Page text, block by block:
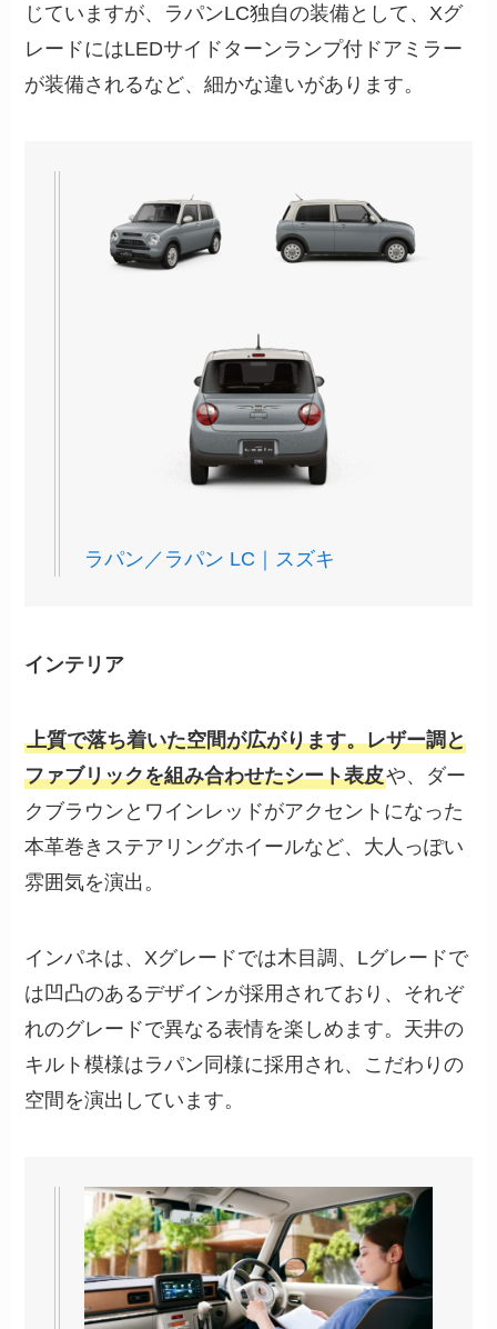
じていますが、ラパンLC独自の装備として、Xグ
レードにはLEDサイドターンランプ付ドアミラー
が装備されるなど、細かな違いがあります。
ラパン／ラパン LC｜スズキ
インテリア
上質で落ち着いた空間が広がります。レザー調と
ファブリックを組み合わせたシート表皮や、ダー
クブラウンとワインレッドがアクセントになった
本革巻きステアリングホイールなど、大人っぽい
雰囲気を演出。
インパネは、Xグレードでは木目調、Lグレードで
は凹凸のあるデザインが採用されており、それぞ
れのグレードで異なる表情を楽しめます。天井の
キルト模様はラパン同様に採用され、こだわりの
空間を演出しています。